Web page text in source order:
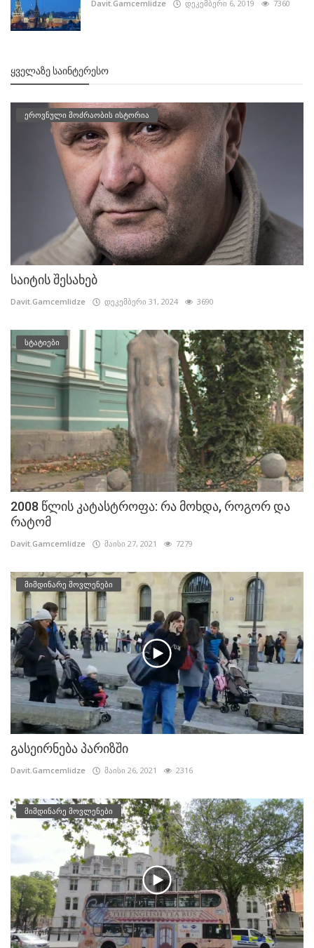
Davit.Gamcemlidze დეკემბერი 6, 2019 7360
ᲧᲕᲔᲚᲐᲖᲔ ᲡᲐᲘᲜᲢᲔᲠᲔᲡᲝ
ეროვნული მოძრაობის ისტორია
საიტის შესახებ
Davit.Gamcemlidze დეკემბერი 31, 2024 3690
სტატიები
2008 წლის კატასტროფა: რა მოხდა, როგორ და
რატომ
Davit.Gamcemlidze მაისი 27, 2021 7279
მიმდინარე მოვლენები
გასეირნება პარიზში
Davit.Gamcemlidze მაისი 26, 2021 2316
მიმდინარე მოვლენები